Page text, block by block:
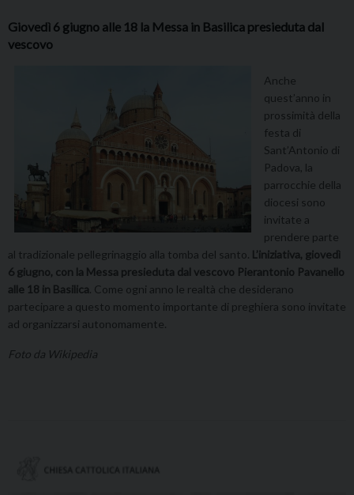
Giovedì 6 giugno alle 18 la Messa in Basilica presieduta dal
vescovo
Anche
quest’anno in
prossimità della
festa di
Sant’Antonio di
Padova, la
parrocchie della
diocesi sono
invitate a
prendere parte
al tradizionale pellegrinaggio alla tomba del santo. L’iniziativa, giovedì
6 giugno, con la Messa presieduta dal vescovo Pierantonio Pavanello
alle 18 in Basilica . Come ogni anno le realtà che desiderano
partecipare a questo momento importante di preghiera sono invitate
ad organizzarsi autonomamente.
Foto da Wikipedia